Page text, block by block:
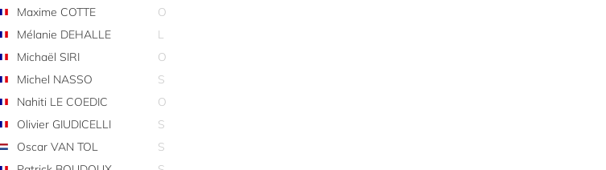
Maxime COTTE
O
Mélanie DEHALLE
L
Michaël SIRI
O
Michel NASSO
S
Nahiti LE COEDIC
O
Olivier GIUDICELLI
S
Oscar VAN TOL
S